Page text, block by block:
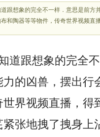
跟想象的完全不一样．意思是前方
和陶器等等物件，传奇世界视频直
道跟想象的完全
的凶兽，摆出行
界视频直播，得
紧张地拽了拽身上